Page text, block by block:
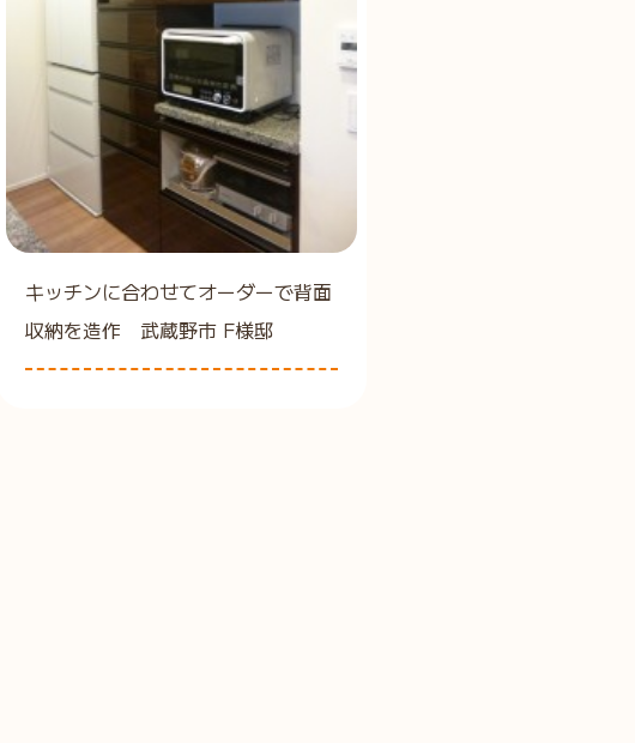
キッチンに合わせてオーダーで背面
収納を造作 武蔵野市 F様邸